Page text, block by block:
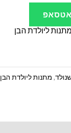
מתנות ליולדת הבן
, מתנות ליולדת הבן